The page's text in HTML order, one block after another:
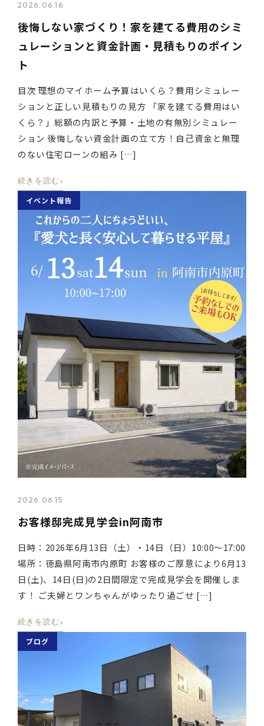
2026.06.16
後悔しない家づくり！家を建てる費用のシミ
ュレーションと資金計画・見積もりのポイン
ト
目次 理想のマイホーム予算はいくら？費用シミュレー
ションと正しい見積もりの見方 「家を建てる費用はい
くら？」総額の内訳と予算・土地の有無別シミュレー
ション 後悔しない資金計画の立て方！自己資金と無理
のない住宅ローンの組み […]
続きを読む ›
イベント報告
2026.06.15
お客様邸完成見学会in阿南市
日時：2026年6月13日（土）・14日（日）10:00〜17:00
場所：徳島県阿南市内原町 お客様のご厚意により6月13
日(土)、14日(日)の2日間限定で完成見学会を開催しま
す！ ご夫婦とワンちゃんがゆったり過ごせ […]
続きを読む ›
ブログ